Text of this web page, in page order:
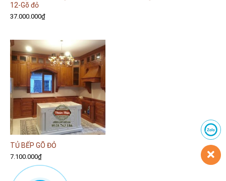
12-Gõ đỏ
37.000.000₫
TỦ BẾP GÕ ĐỎ
7.100.000₫